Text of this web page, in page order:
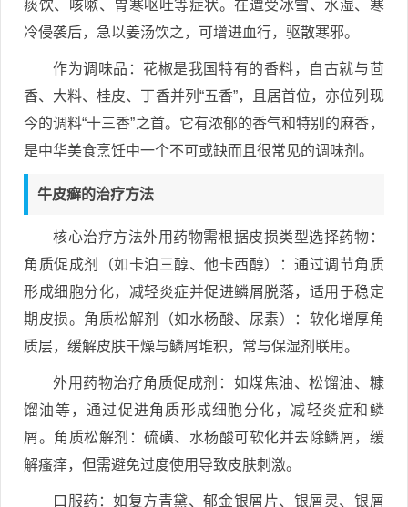
痰饮、咳嗽、胃寒呕吐等症状。在遭受冰雪、水湿、寒
冷侵袭后，急以姜汤饮之，可增进血行，驱散寒邪。
作为调味品：花椒是我国特有的香料，自古就与茴
香、大料、桂皮、丁香并列“五香”，且居首位，亦位列现
今的调料“十三香”之首。它有浓郁的香气和特别的麻香，
是中华美食烹饪中一个不可或缺而且很常见的调味剂。
牛皮癣的治疗方法
核心治疗方法外用药物需根据皮损类型选择药物：
角质促成剂（如卡泊三醇、他卡西醇）：通过调节角质
形成细胞分化，减轻炎症并促进鳞屑脱落，适用于稳定
期皮损。角质松解剂（如水杨酸、尿素）：软化增厚角
质层，缓解皮肤干燥与鳞屑堆积，常与保湿剂联用。
外用药物治疗角质促成剂：如煤焦油、松馏油、糠
馏油等，通过促进角质形成细胞分化，减轻炎症和鳞
屑。角质松解剂：硫磺、水杨酸可软化并去除鳞屑，缓
解瘙痒，但需避免过度使用导致皮肤刺激。
口服药：如复方青黛、郁金银屑片、银屑灵、银屑